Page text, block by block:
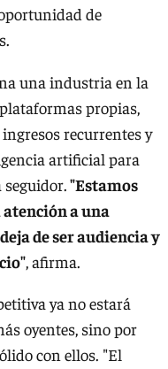
de
una industria en la
propias,
recurrentes y
artificial para
"Estamos
atención a una
de ser audiencia y
, afirma.
ya no estará
oyentes, sino por
con ellos. "El